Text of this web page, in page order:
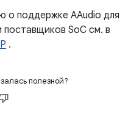
о поддержке AAudio для
SoC см. в
.
полезной?